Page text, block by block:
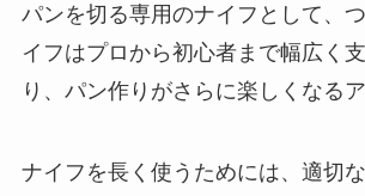
パンを切る専用のナイフとして、
イフはプロから初心者まで幅広く
り、パン作りがさらに楽しくなる
ナイフを長く使うためには、適切